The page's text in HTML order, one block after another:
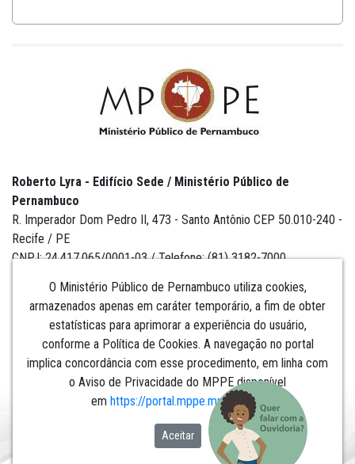
O Ministério Público de Pernambuco utiliza cookies,
armazenados apenas em caráter temporário, a fim de obter
estatísticas para aprimorar a experiência do usuário,
conforme a Política de Cookies. A navegação no portal
implica concordância com esse procedimento, em linha com
o Aviso de Privacidade do MPPE disponível
em https://portal.mppe.mp.br/lgpd.​​​​​​​
Aceitar
Roberto Lyra - Edifício Sede / Ministério Público de
Pernambuco
R. Imperador Dom Pedro II, 473 - Santo Antônio CEP 50.010-240 -
Recife / PE
CNPJ: 24.417.065/0001-03 / Telefone: (81) 3182-7000
Institucional
Comunicação